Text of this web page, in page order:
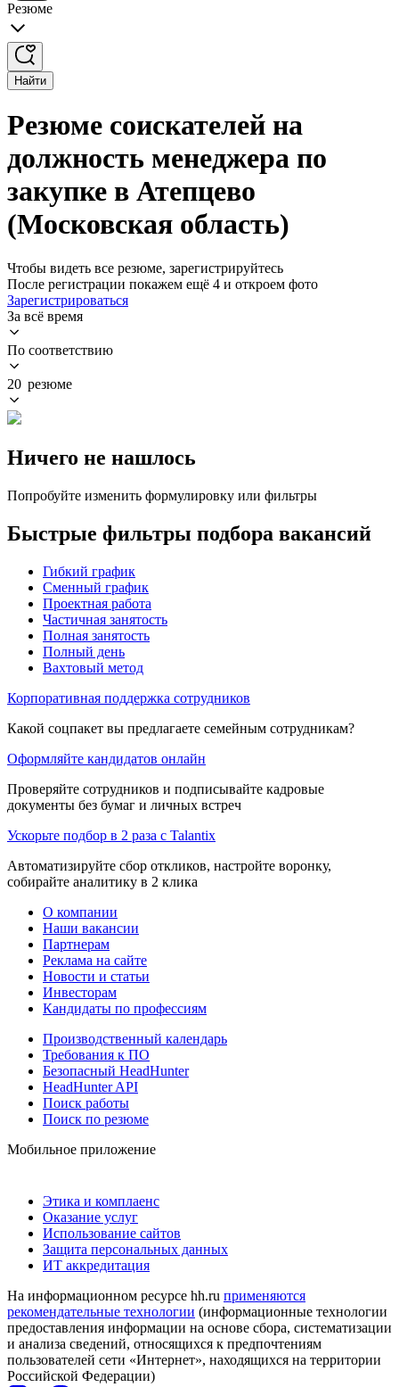
Резюме
Найти
Резюме соискателей на
должность менеджера по
закупке в Атепцево
(Московская область)
Чтобы видеть все резюме, зарегистрируйтесь
После регистрации покажем ещё 4 и откроем фото
Зарегистрироваться
За всё время
По соответствию
20 резюме
Ничего не нашлось
Попробуйте изменить формулировку или фильтры
Быстрые фильтры подбора вакансий
Гибкий график
Сменный график
Проектная работа
Частичная занятость
Полная занятость
Полный день
Вахтовый метод
Корпоративная поддержка сотрудников
Какой соцпакет вы предлагаете семейным сотрудникам?
Оформляйте кандидатов онлайн
Проверяйте сотрудников и подписывайте кадровые
документы без бумаг и личных встреч
Ускорьте подбор в 2 раза с Talantix
Автоматизируйте сбор откликов, настройте воронку,
собирайте аналитику в 2 клика
О компании
Наши вакансии
Партнерам
Реклама на сайте
Новости и статьи
Инвесторам
Кандидаты по профессиям
Производственный календарь
Требования к ПО
Безопасный HeadHunter
HeadHunter API
Поиск работы
Поиск по резюме
Мобильное приложение
Этика и комплаенс
Оказание услуг
Использование сайтов
Защита персональных данных
ИТ аккредитация
На информационном ресурсе hh.ru применяются
рекомендательные технологии (информационные технологии
предоставления информации на основе сбора, систематизации
и анализа сведений, относящихся к предпочтениям
пользователей сети «Интернет», находящихся на территории
Российской Федерации)